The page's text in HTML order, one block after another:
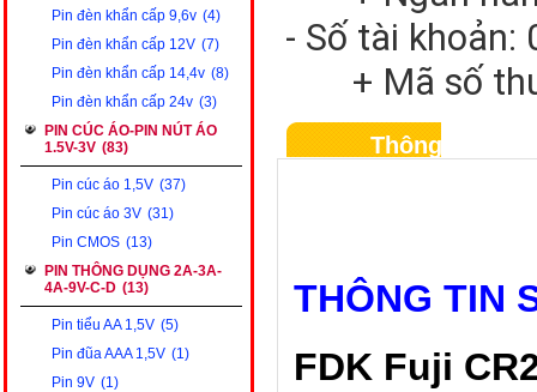
Pin đèn khẩn cấp 9,6v (4)
Pin đèn khẩn cấp 12V (7)
Pin đèn khẩn cấp 14,4v (8)
Pin đèn khẩn cấp 24v (3)
PIN CÚC ÁO-PIN NÚT ÁO
1.5V-3V (83)
Pin cúc áo 1,5V (37)
Pin cúc áo 3V (31)
Pin CMOS (13)
PIN THÔNG DỤNG 2A-3A-
4A-9V-C-D (13)
Pin tiểu AA 1,5V (5)
Pin đũa AAA 1,5V (1)
Pin 9V (1)
- Số tài khoản:
+ Mã số
Thông tin sản
THÔNG TIN
FDK Fuji